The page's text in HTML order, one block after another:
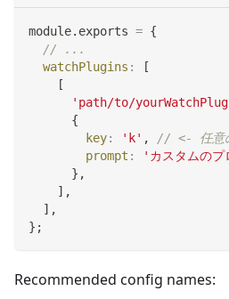
module. exports = {
// ...
watchPlugins :
[
[
'path/to/
{
key: 'k' ,
// <- 任意
prompt : 'カスタムのプ
} ,
] ,
] ,
} ;
Recommended config names: